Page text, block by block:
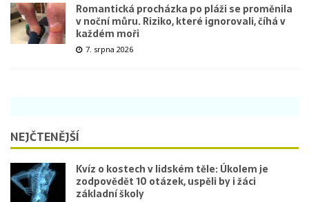
Romantická procházka po pláži se proměnila
v noční můru. Riziko, které ignorovali, číhá v
každém moři
7. srpna 2026
NEJČTENĚJŠÍ
Kvíz o kostech v lidském těle: Úkolem je
zodpovědět 10 otázek, uspěli by i žáci
základní školy